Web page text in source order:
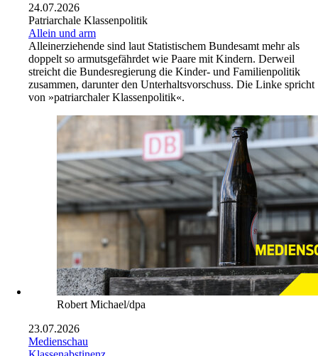
24.07.2026
Patriarchale Klassenpolitik
Allein und arm
Alleinerziehende sind laut Statistischem Bundesamt mehr als
doppelt so armutsgefährdet wie Paare mit Kindern. Derweil
streicht die Bundesregierung die Kinder- und Familienpolitik
zusammen, darunter den Unterhaltsvorschuss. Die Linke spricht
von »patriarchaler Klassenpolitik«.
Robert Michael/dpa
23.07.2026
Medienschau